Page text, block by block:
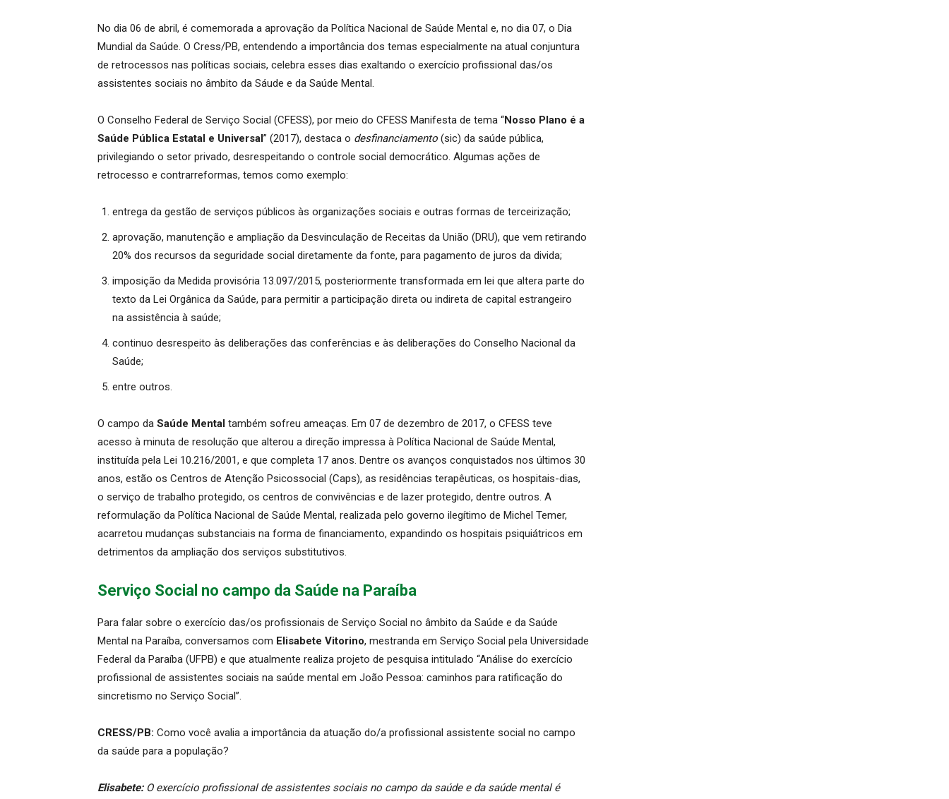
No dia 06 de abril, é comemorada a aprovação da Política Nacional de Saúde Mental e, no dia 07, o Dia
Mundial da Saúde. O Cress/PB, entendendo a importância dos temas especialmente na atual conjuntura
de retrocessos nas políticas sociais, celebra esses dias exaltando o exercício profissional das/os
assistentes sociais no âmbito da Sáude e da Saúde Mental.
O Conselho Federal de Serviço Social (CFESS), por meio do CFESS Manifesta de tema “Nosso Plano é a
Saúde Pública Estatal e Universal” (2017), destaca o desfinanciamento (sic) da saúde pública,
privilegiando o setor privado, desrespeitando o controle social democrático. Algumas ações de
retrocesso e contrarreformas, temos como exemplo:
entrega da gestão de serviços públicos às organizações sociais e outras formas de terceirização;
aprovação, manutenção e ampliação da Desvinculação de Receitas da União (DRU), que vem retirando
20% dos recursos da seguridade social diretamente da fonte, para pagamento de juros da divida;
imposição da Medida provisória 13.097/2015, posteriormente transformada em lei que altera parte do
texto da Lei Orgânica da Saúde, para permitir a participação direta ou indireta de capital estrangeiro
na assistência à saúde;
continuo desrespeito às deliberações das conferências e às deliberações do Conselho Nacional da
Saúde;
entre outros.
O campo da Saúde Mental também sofreu ameaças. Em 07 de dezembro de 2017, o CFESS teve
acesso à minuta de resolução que alterou a direção impressa à Política Nacional de Saúde Mental,
instituída pela Lei 10.216/2001, e que completa 17 anos. Dentre os avanços conquistados nos últimos 30
anos, estão os Centros de Atenção Psicossocial (Caps), as residências terapêuticas, os hospitais-dias,
o serviço de trabalho protegido, os centros de convivências e de lazer protegido, dentre outros. A
reformulação da Política Nacional de Saúde Mental, realizada pelo governo ilegítimo de Michel Temer,
acarretou mudanças substanciais na forma de financiamento, expandindo os hospitais psiquiátricos em
detrimentos da ampliação dos serviços substitutivos.
Serviço Social no campo da Saúde na Paraíba
Para falar sobre o exercício das/os profissionais de Serviço Social no âmbito da Saúde e da Saúde
Mental na Paraíba, conversamos com Elisabete Vitorino, mestranda em Serviço Social pela Universidade
Federal da Paraíba (UFPB) e que atualmente realiza projeto de pesquisa intitulado “Análise do exercício
profissional de assistentes sociais na saúde mental em João Pessoa: caminhos para ratificação do
sincretismo no Serviço Social”.
CRESS/PB: Como você avalia a importância da atuação do/a profissional assistente social no campo
da saúde para a população?
Elisabete: O exercício profissional de assistentes sociais no campo da saúde e da saúde mental é